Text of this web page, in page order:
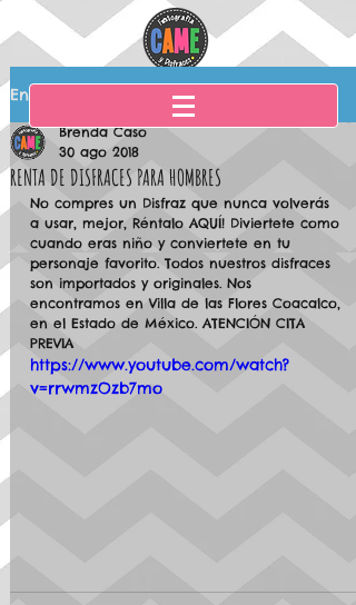
Entrada
RENTA DE DISFRACES PARA HOMBRES
Brenda Caso
30 ago 2018
No compres un Disfraz que nunca volverás
a usar, mejor, Réntalo AQUÍ! Diviertete como
cuando eras niño y conviertete en tu
personaje favorito. Todos nuestros disfraces
son importados y originales. Nos
encontramos en Villa de las Flores Coacalco,
en el Estado de México. ATENCIÓN CITA
PREVIA
https://www.youtube.com/watch?
v=rrwmzOzb7mo